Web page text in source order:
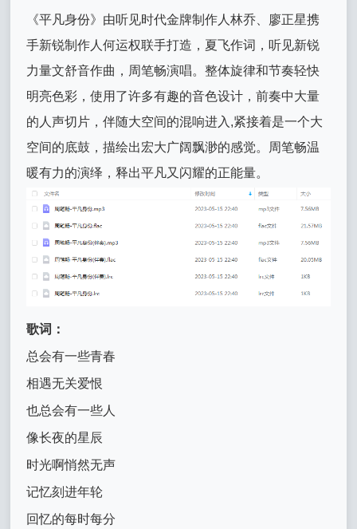
《平凡身份》由听见时代金牌制作人林乔、廖正星携
手新锐制作人何运权联手打造，夏飞作词，听见新锐
力量文舒音作曲，周笔畅演唱。整体旋律和节奏轻快
明亮色彩，使用了许多有趣的音色设计，前奏中大量
的人声切片，伴随大空间的混响进入,紧接着是一个大
空间的底鼓，描绘出宏大广阔飘渺的感觉。周笔畅温
暖有力的演绎，释出平凡又闪耀的正能量。
歌词：
总会有一些青春
相遇无关爱恨
也总会有一些人
像长夜的星辰
时光啊悄然无声
记忆刻进年轮
回忆的每时每分